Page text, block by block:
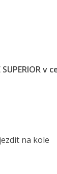
v
na kole